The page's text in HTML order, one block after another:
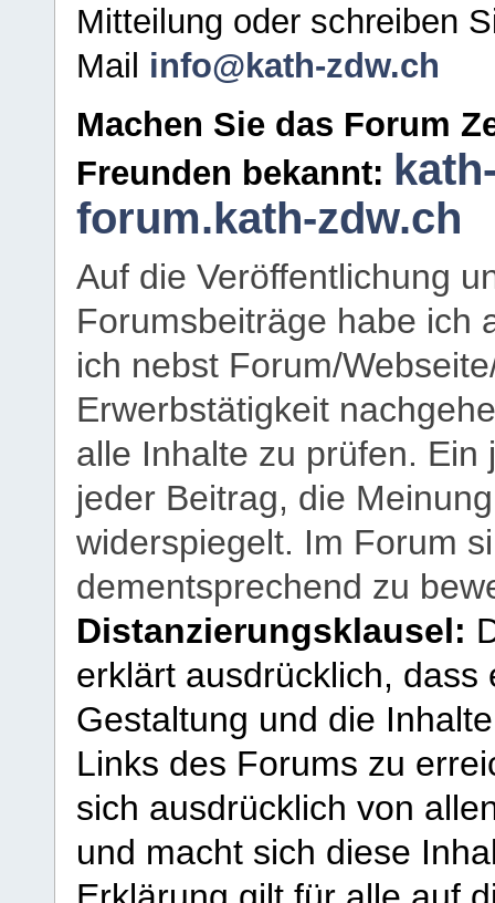
Mitteilung oder schreiben
Mail info@kath-zdw.ch
Machen Sie das Forum
Freunden bekannt:
forum.kath-zdw.ch
Auf die Veröffentlichung
Forumsbeiträge habe ich
ich nebst Forum/
Erwerbstätigkeit
alle Inhalte zu prüfen.
jeder Beitrag, die
widerspiegelt. Im Forum
dementsprechend zu
Distanzierungsklausel:
erklärt ausdrücklich,
Gestaltung und die
Links des Forums zu
sich ausdrücklich von
und macht sich diese